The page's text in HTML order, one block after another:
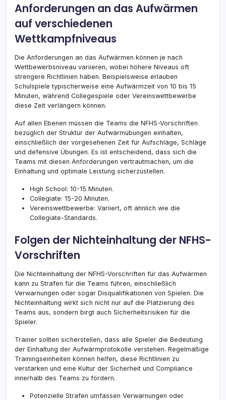
Anforderungen an das Aufwärmen
auf verschiedenen
Wettkampfniveaus
Die Anforderungen an das Aufwärmen können je nach
Wettbewerbsniveau variieren, wobei höhere Niveaus oft
strengere Richtlinien haben. Beispielsweise erlauben
Schulspiele typischerweise eine Aufwärmzeit von 10 bis 15
Minuten, während Collegespiele oder Vereinswettbewerbe
diese Zeit verlängern können.
Auf allen Ebenen müssen die Teams die NFHS-Vorschriften
bezüglich der Struktur der Aufwärmübungen einhalten,
einschließlich der vorgesehenen Zeit für Aufschläge, Schläge
und defensive Übungen. Es ist entscheidend, dass sich die
Teams mit diesen Anforderungen vertrautmachen, um die
Einhaltung und optimale Leistung sicherzustellen.
High School: 10-15 Minuten.
Collegiate: 15-20 Minuten.
Vereinswettbewerbe: Variiert, oft ähnlich wie die
Collegiate-Standards.
Folgen der Nichteinhaltung der NFHS-
Vorschriften
Die Nichteinhaltung der NFHS-Vorschriften für das Aufwärmen
kann zu Strafen für die Teams führen, einschließlich
Verwarnungen oder sogar Disqualifikationen von Spielen. Die
Nichteinhaltung wirkt sich nicht nur auf die Platzierung des
Teams aus, sondern birgt auch Sicherheitsrisiken für die
Spieler.
Trainer sollten sicherstellen, dass alle Spieler die Bedeutung
der Einhaltung der Aufwärmprotokolle verstehen. Regelmäßige
Trainingseinheiten können helfen, diese Richtlinien zu
verstärken und eine Kultur der Sicherheit und Compliance
innerhalb des Teams zu fördern.
Potenzielle Strafen umfassen Verwarnungen oder